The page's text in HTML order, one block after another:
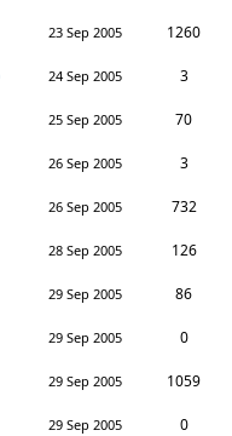
23 Sep 2005 1260
24 Sep 2005 3
25 Sep 2005 70
26 Sep 2005 3
26 Sep 2005 732
28 Sep 2005 126
29 Sep 2005 86
29 Sep 2005 0
29 Sep 2005 1059
29 Sep 2005 0